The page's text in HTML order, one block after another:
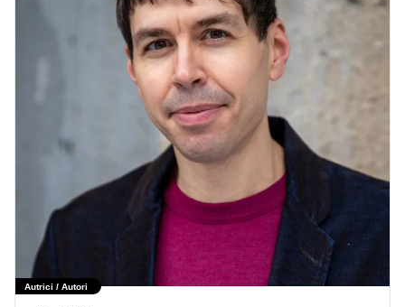
Autrici / Autori